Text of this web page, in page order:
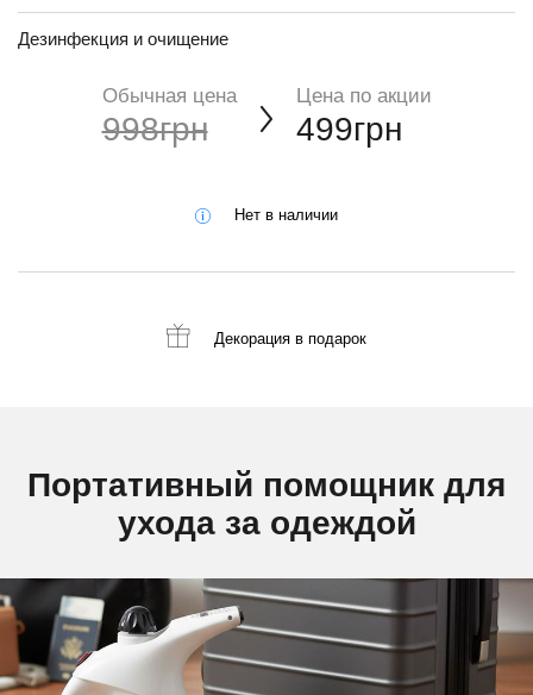
Дезинфекция и очищение
Обычная цена
998грн
Цена по акции
499грн
Нет в наличии
Декорация в подарок
Портативный помощник для
ухода за одеждой